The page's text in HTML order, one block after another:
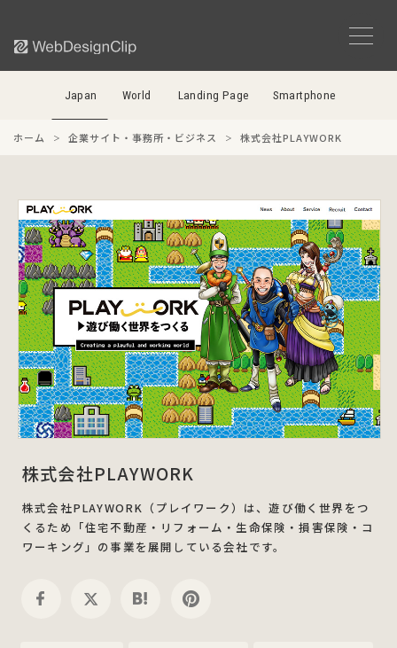
Japan World Landing Page Smartphone
ホーム 企業サイト・事務所・ビジネス 株式会社PLAYWORK
株式会社PLAYWORK
株式会社PLAYWORK（プレイワーク）は、遊び働く世界をつ
くるため「住宅不動産・リフォーム・生命保険・損害保険・コ
ワーキング」の事業を展開している会社です。